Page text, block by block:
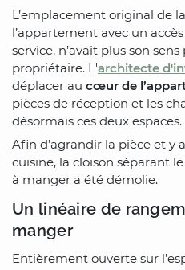
L’emplacement original de
l’appartement avec un
service, n’avait plus son
propriétaire. L'architecte
déplacer au cœur de
pièces de réception et les
désormais ces deux espaces.
Afin d’agrandir la pièce et y
cuisine, la cloison séparant
à manger a été démolie.
Un linéaire de
manger
Entièrement ouverte sur